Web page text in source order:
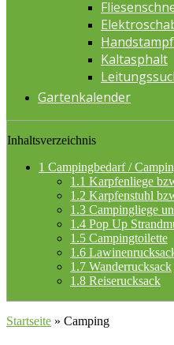
Kaltasphalt
Gartenkalender
Inhaltsverzeichnis
1 Campingbedarf /
1.1 Karpfenliege
1.2 Karpfenstuhl
1.3 Campingliege
1.4 Pop Up
1.5 Campingtoilette
1.6
1.7 Wanderrucksack
1.8 Reiserucksack
Startseite » Camping